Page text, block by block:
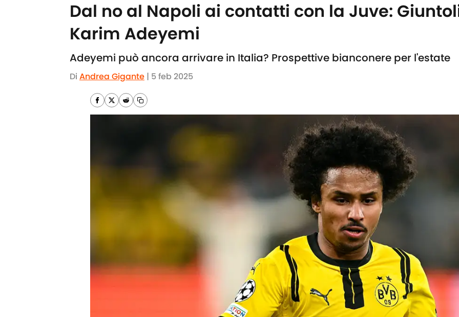
Dal no al Napoli ai contatti con la Juve:
Karim Adeyemi
Adeyemi può ancora arrivare in Italia? Prospettive bianconere per l'estate
Di Andrea Gigante | 5 feb 2025